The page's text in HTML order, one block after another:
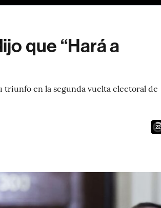
que “Hará a
triunfo en la segunda vuelta electoral de
21